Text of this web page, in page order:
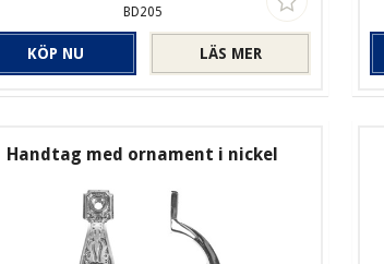
BD205
LÄS MER
KÖP NU
Handtag med ornament i nickel